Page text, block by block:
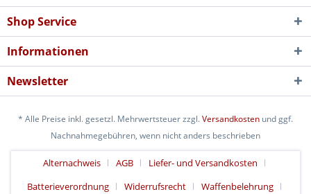
Shop Service
Informationen
Newsletter
* Alle Preise inkl. gesetzl. Mehrwertsteuer zzgl.Versandkosten und ggf.
Nachnahmegebühren, wenn nicht anders beschrieben
Alternachweis AGB
Liefer- und Versandkosten
Batterieverordnung
Widerrufsrecht
Waffenbelehrung